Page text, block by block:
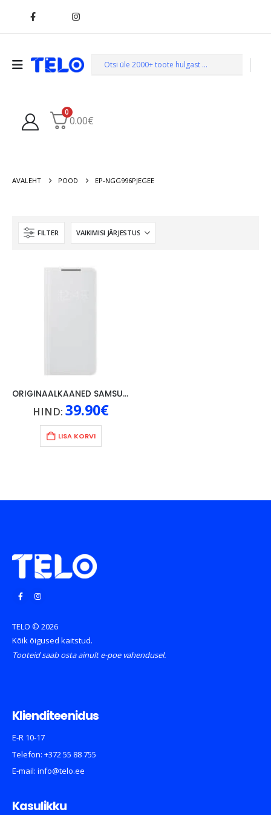
0
0.00€
AVALEHT POOD EP-NGG996PJEGEE
FILTER
ORIGINAALKAANED SAMSUNG GALAXY S21+/S21+ 5G, SMART LED ANTIMICROBAL COATING, HALL
HIND: 39.90€
LISA KORVI
TELO © 2026
Kõik õigused kaitstud.
Tooteid saab osta ainult e-poe vahendusel.
Klienditeenidus
E-R 10-17
Telefon: +372 55 88 755
E-mail: info@telo.ee
Kasulikku